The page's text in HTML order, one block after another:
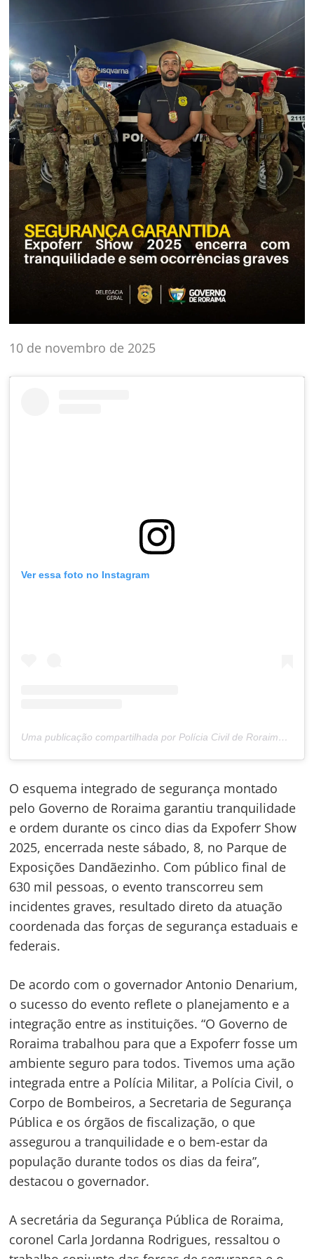
10 de novembro de 2025
Ver essa foto no Instagram
Uma publicação compartilhada por Polícia Civil de Roraima (@policiacivilderoraima)
O esquema integrado de segurança montado
pelo Governo de Roraima garantiu tranquilidade
e ordem durante os cinco dias da Expoferr Show
2025, encerrada neste sábado, 8, no Parque de
Exposições Dandãezinho. Com público final de
630 mil pessoas, o evento transcorreu sem
incidentes graves, resultado direto da atuação
coordenada das forças de segurança estaduais e
federais.
De acordo com o governador Antonio Denarium,
o sucesso do evento reflete o planejamento e a
integração entre as instituições. “O Governo de
Roraima trabalhou para que a Expoferr fosse um
ambiente seguro para todos. Tivemos uma ação
integrada entre a Polícia Militar, a Polícia Civil, o
Corpo de Bombeiros, a Secretaria de Segurança
Pública e os órgãos de fiscalização, o que
assegurou a tranquilidade e o bem-estar da
população durante todos os dias da feira”,
destacou o governador.
A secretária da Segurança Pública de Roraima,
coronel Carla Jordanna Rodrigues, ressaltou o